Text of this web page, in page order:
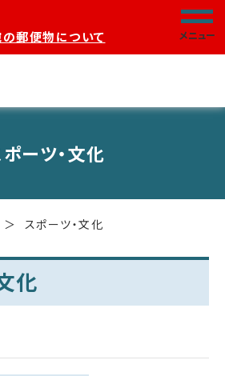
の郵便物について
メニュー
ーツ・文化
スポーツ・文化
化